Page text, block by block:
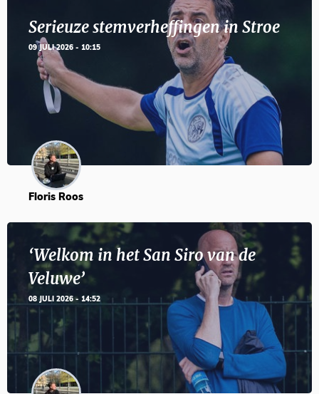
Serieuze stemverheffingen in Stroe
09 JULI 2026 - 10:15
Floris Roos
‘Welkom in het San Siro van de
Veluwe’
08 JULI 2026 - 14:52